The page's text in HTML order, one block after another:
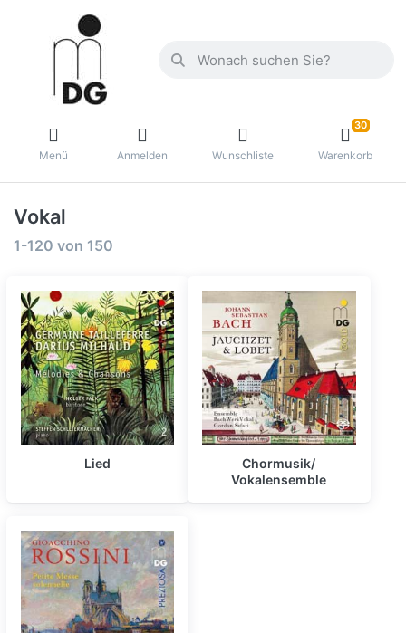
Menü Anmelden Wunschliste
30
Warenkorb
Vokal
1-120 von 150
Lied
Chormusik/
Vokalensemble